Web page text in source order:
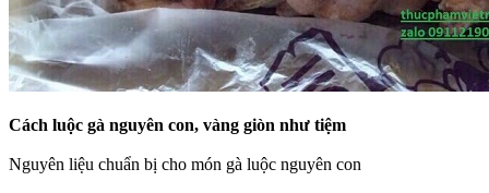
Cách luộc gà nguyên con, vàng giòn như tiệm
Nguyên liệu chuẩn bị cho món gà luộc nguyên con